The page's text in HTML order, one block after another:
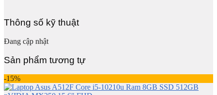
Thông số kỹ thuật
Đang cập nhật
Sản phẩm tương tự
-15%